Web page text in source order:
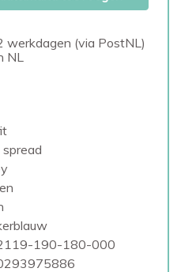
werkdagen (via PostNL)
NL
spread
190-180-000